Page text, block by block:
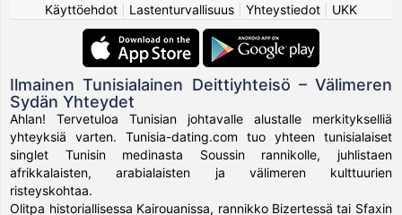
Käyttöehdot
Lastenturvallisuus Yhteystiedot UKK
Ilmainen Tunisialainen Deittiyhteisö – Välimeren
Sydän Yhteydet
Ahlan! Tervetuloa Tunisian johtavalle alustalle merkitykselliä
yhteyksiä varten. Tunisia-dating.com tuo yhteen tunisialaiset
singlet Tunisin medinasta Soussin rannikolle, juhlistaen
afrikkalaisten, arabialaisten ja välimeren kulttuurien
risteyskohtaa.
Olitpa historiallisessa Kairouanissa, rannikko Bizertessä tai Sfaxin